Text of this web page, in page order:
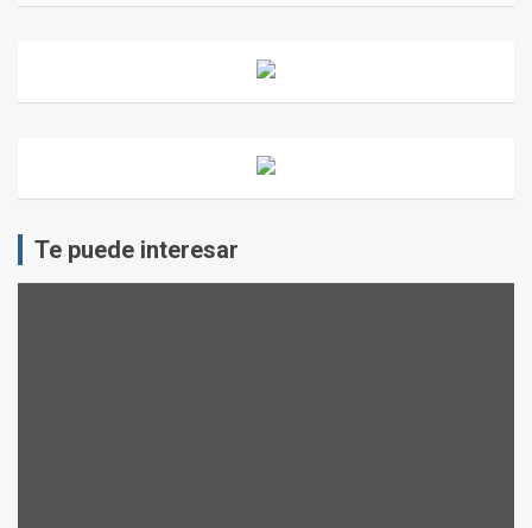
Te puede interesar